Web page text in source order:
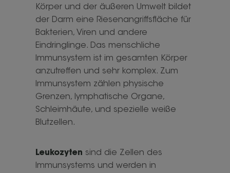
Körper und der äußeren Umwelt bildet
der Darm eine Riesenangriffsfläche für
Bakterien, Viren und andere
Eindringlinge. Das menschliche
Immunsystem ist im gesamten Körper
anzutreffen und sehr komplex. Zum
Immunsystem zählen physische
Grenzen, lymphatische Organe,
Schleimhäute, und spezielle weiße
Blutzellen.
Leukozyten sind die Zellen des
Immunsystems und werden in